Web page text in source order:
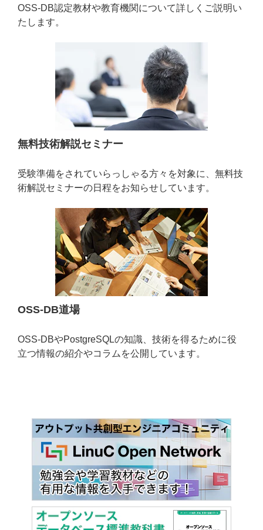
OSS-DB認定教材や教育機関について詳しくご説明い
たします。
無料技術解説セミナー
受験準備をされていらっしゃる方々を対象に、無料技
術解説セミナーの日程をお知らせしています。
OSS-DB道場
OSS-DBやPostgreSQLの知識、技術を得るために役
立つ情報の紹介やコラムを公開しています。